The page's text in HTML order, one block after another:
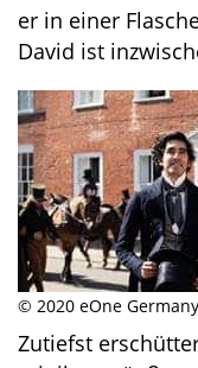
er in einer
David ist
© 2020 eOne Germany
Zutiefst